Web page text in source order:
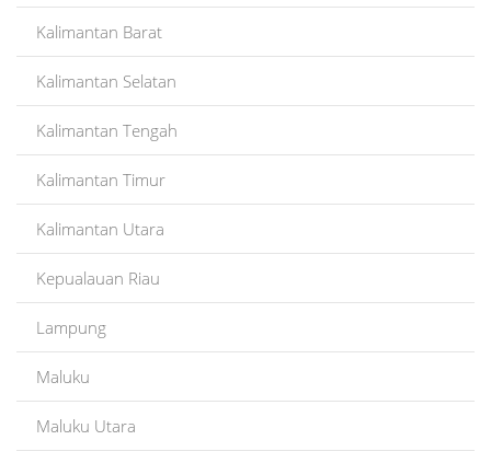
Kalimantan Barat
Kalimantan Selatan
Kalimantan Tengah
Kalimantan Timur
Kalimantan Utara
Kepualauan Riau
Lampung
Maluku
Maluku Utara